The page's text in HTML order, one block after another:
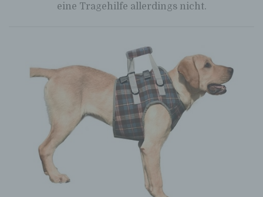
eine Tragehilfe allerdings nicht.